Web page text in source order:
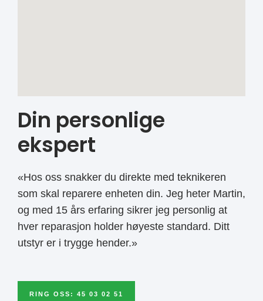
Din personlige
ekspert
«Hos oss snakker du direkte med teknikeren
som skal reparere enheten din. Jeg heter Martin,
og med 15 års erfaring sikrer jeg personlig at
hver reparasjon holder høyeste standard. Ditt
utstyr er i trygge hender.»
RING OSS: 45 03 02 51